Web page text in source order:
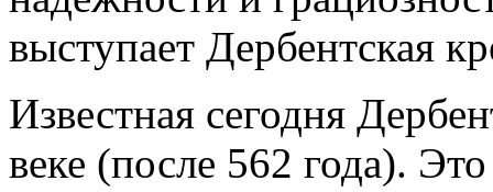
выступает Дербентская
Известная сегодня
веке (после 562 года).